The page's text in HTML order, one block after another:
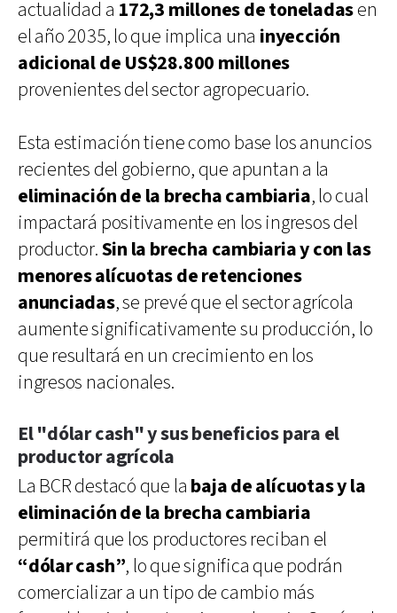
actualidad a 172,3 millones de toneladasen
el año 2035, lo que implica una inyección
adicional de US$28.800 millones
provenientes del sector agropecuario.
Esta estimación tiene como base los anuncios
recientes del gobierno, que apuntan a la
eliminación de la brecha cambiaria, lo cual
impactará positivamente en los ingresos del
productor.Sin la brecha cambiaria y con las
menores alícuotas de retenciones
anunciadas, se prevé que el sector agrícola
aumente significativamente su producción, lo
que resultará en un crecimiento en los
ingresos nacionales.
El "dólar cash" y sus beneficios para el
productor agrícola
La BCR destacó que la baja de alícuotas y la
eliminación de la brecha cambiaria
permitirá que los productores reciban el
“dólar cash”, lo que significa que podrán
comercializar a un tipo de cambio más